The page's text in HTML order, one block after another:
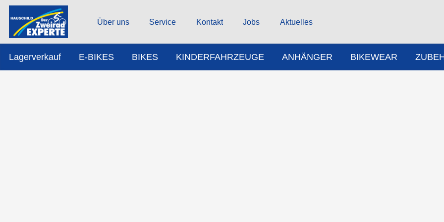
Über uns Service Kontakt Jobs Aktuelles
Lagerverkauf E-BIKES BIKES KINDERFAHRZEUGE ANHÄNGER BIKEWEAR